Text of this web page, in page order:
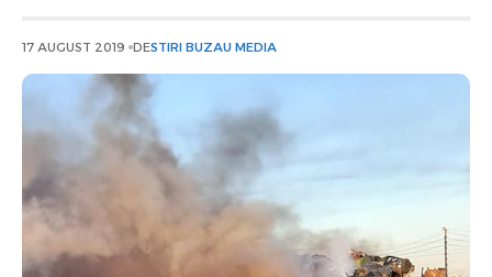
17 AUGUST 2019 DESTIRI BUZAU MEDIA